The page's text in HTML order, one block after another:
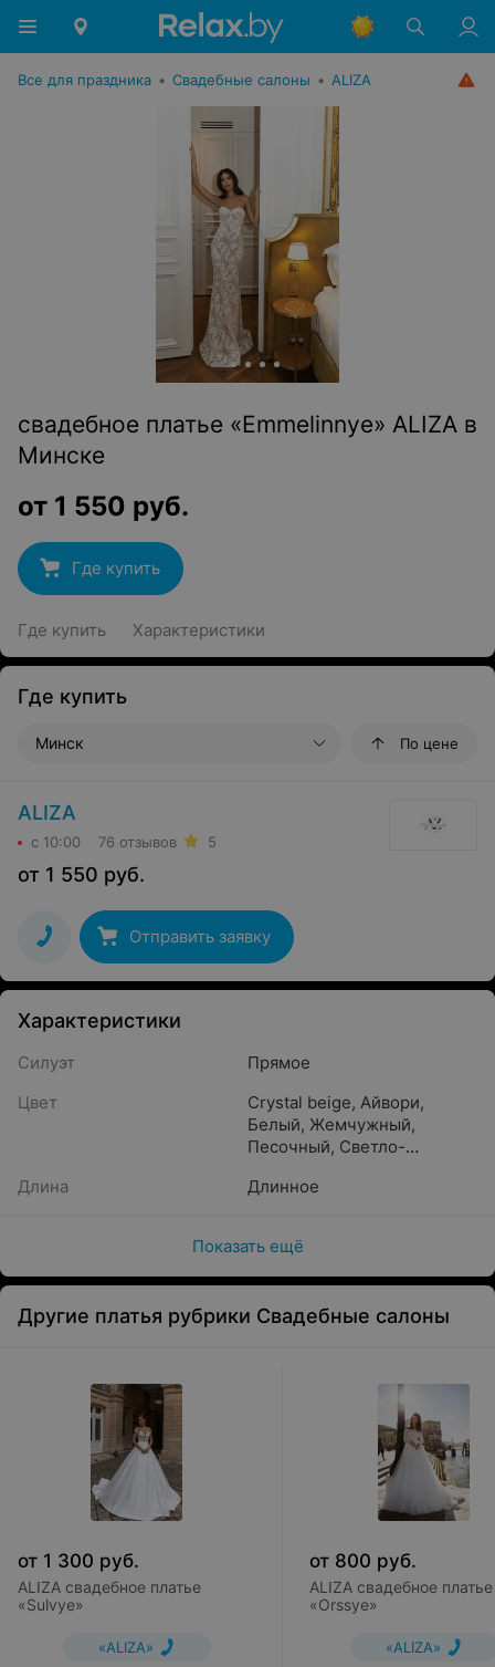
Все для праздника • Свадебные салоны • ALIZA
свадебное платье «Emmelinnye» ALIZA в
Минске
от 1 550 руб.
Где купить
Где купить Характеристики
Где купить
Минск По цене
ALIZA
с 10:00 76 отзывов 5
от 1 550 руб.
Отправить заявку
Характеристики
Силуэт
Прямое
Цвет
Crystal beige, Айвори,
Белый, Жемчужный,
Песочный, Светло-
Бежевый
Капучино
Прозрачный
Длина Длинное
Показать ещё
Другие платья рубрики Свадебные салоны
от 1 300 руб.
ALIZA свадебное платье
«Sulvye»
«ALIZA»
от 800 руб.
ALIZA свадебное платье
«Orssye»
«ALIZA»